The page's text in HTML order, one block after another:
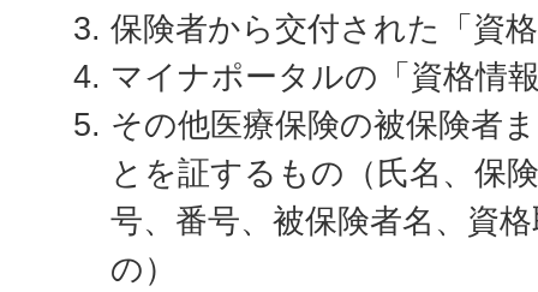
保険者から交付された「資
マイナポータルの「資格情
その他医療保険の被保険者
とを証するもの（氏名、保
号、番号、被保険者名、資
の）